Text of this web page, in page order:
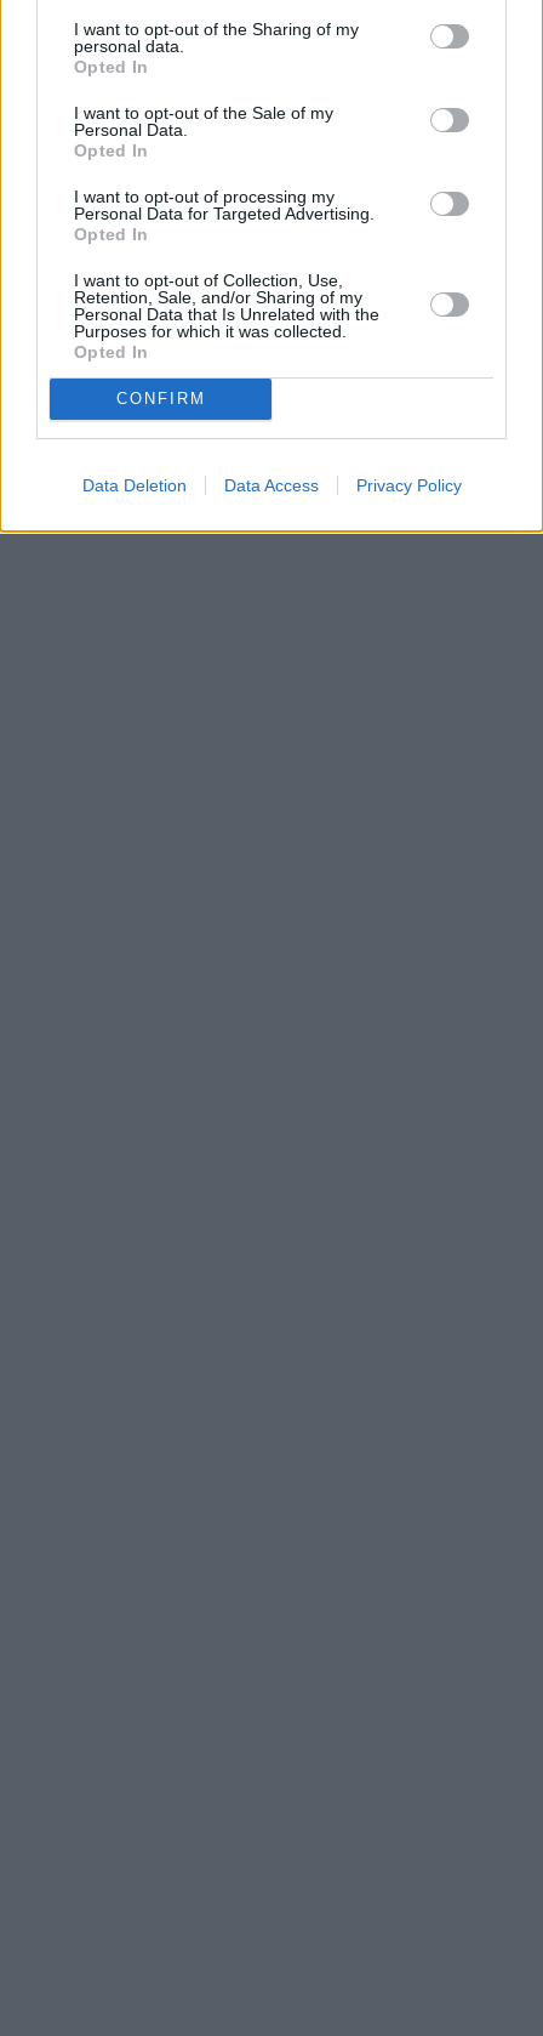
I want to opt-out of the Sharing of my
personal data.
Opted In
I want to opt-out of the Sale of my
Personal Data.
Opted In
I want to opt-out of processing my
Personal Data for Targeted Advertising.
Opted In
I want to opt-out of Collection, Use,
Retention, Sale, and/or Sharing of my
Personal Data that Is Unrelated with the
Purposes for which it was collected.
Opted In
CONFIRM
Data Deletion Data Access Privacy Policy
Vybrané články
vysílacím týdnu
naladění na Skylinku
O webu parabola.cz •O souborech cookies
Dovolená u moře• Bazény